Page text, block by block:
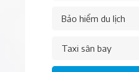
Bảo hiểm du lịch
Taxi sân bay